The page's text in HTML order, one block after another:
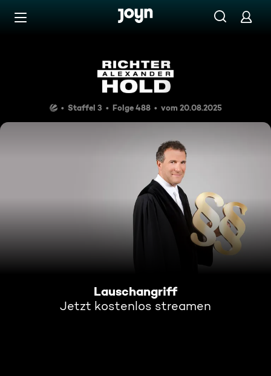
Zum Inhalt springen
Lauschangriff
Staffel 3 Folge 488 vom 20.08.2025
Lauschangriff
Jetzt kostenlos streamen